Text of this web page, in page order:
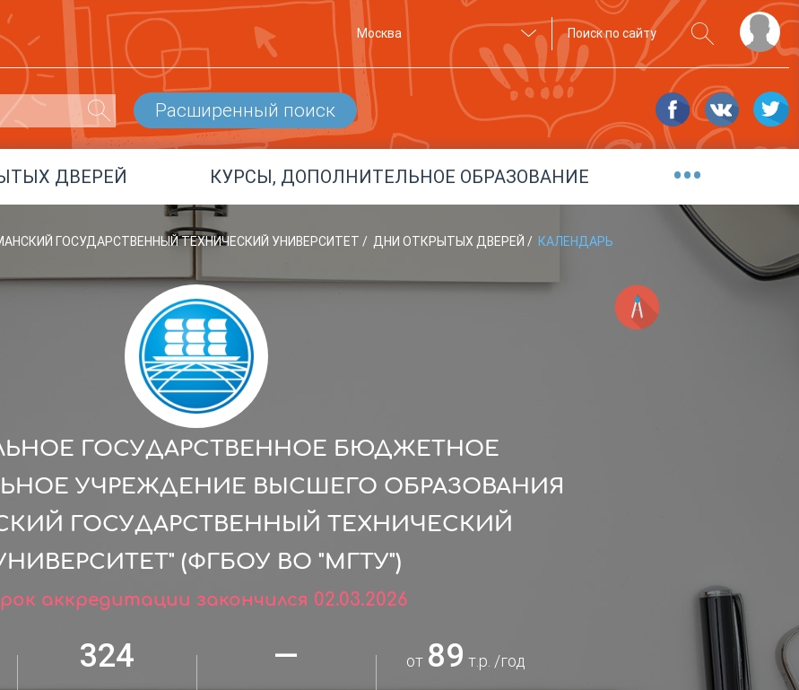
Москва
Расширенный поиск
ДВЕРЕЙ КУРСЫ, ДОПОЛНИТЕЛЬНОЕ ОБРАЗОВАНИЕ •••
ГОСУДАРСТВЕННЫЙ ТЕХНИЧЕСКИЙ УНИВЕРСИТЕТ / ДНИ ОТКРЫТЫХ ДВЕРЕЙ / КАЛЕНДАРЬ
ГОСУДАРСТВЕННОЕ БЮДЖЕТНОЕ
УЧРЕЖДЕНИЕ ВЫСШЕГО ОБРАЗОВАНИЯ
ГОСУДАРСТВЕННЫЙ ТЕХНИЧЕСКИЙ
(ФГБОУ ВО "МГТУ")
аккредитации закончился 02.03.2026
324 — от 89 т.р. /год